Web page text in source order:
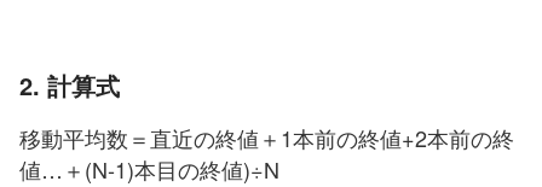
2. 計算式
移動平均数＝直近の終値＋1本前の終値+2本前の終
値…＋(N-1)本目の終値)÷N